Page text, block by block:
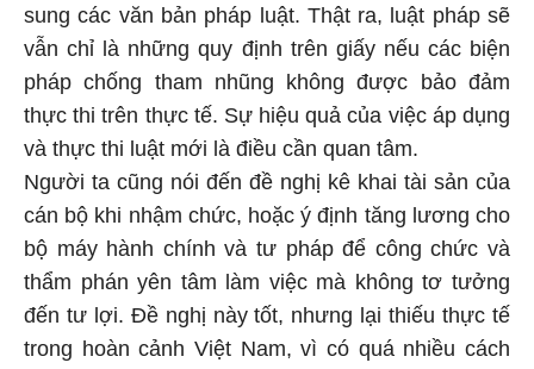
sung các văn bản pháp luật. Thật ra, luật pháp sẽ
vẫn chỉ là những quy định trên giấy nếu các biện
pháp chống tham nhũng không được bảo đảm
thực thi trên thực tế. Sự hiệu quả của việc áp dụng
và thực thi luật mới là điều cần quan tâm.
Người ta cũng nói đến đề nghị kê khai tài sản của
cán bộ khi nhậm chức, hoặc ý định tăng lương cho
bộ máy hành chính và tư pháp để công chức và
thẩm phán yên tâm làm việc mà không tơ tưởng
đến tư lợi. Đề nghị này tốt, nhưng lại thiếu thực tế
trong hoàn cảnh Việt Nam, vì có quá nhiều cách